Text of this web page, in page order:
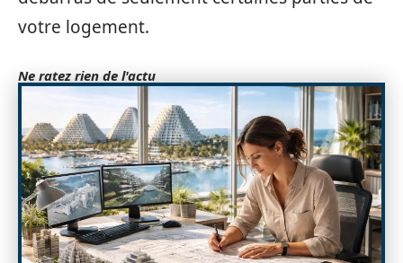
votre logement.
Ne ratez rien de l'actu